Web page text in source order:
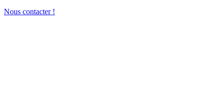
Nous contacter !